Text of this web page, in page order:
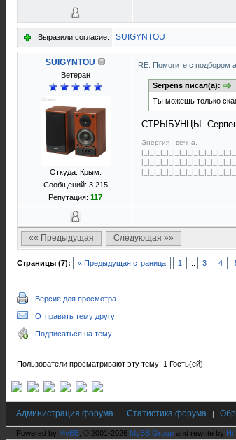
Выразили согласие: SUIGYNTOU
SUIGYNTOU
Ветеран
Откуда: Крым.
Сообщений: 3 215
Репутация: 117
RE: Помогите с подбором
Serpens писал(а):
Ты можешь только
СТРЫБУНЦЫ.
Энергия - вечна.
«« Предыдущая
Следующая »»
Страницы (7): « Предыдущая страница 1 3 4
Версия для просмотра
Отправить тему другу
Подписаться на тему
Пользователи просматривают эту тему: 1 Гость(ей)
Администрация форума | Статистика форума |
Powered by MyBB , © 2001-2026 MyBB Group and rewrite by Hi